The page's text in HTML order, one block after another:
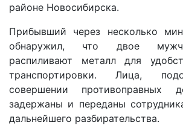
районе Новосибирска.
Прибывший через несколько
обнаружил, что двое
распиливают металл для
транспортировки. Лица,
совершении противоправных
задержаны и переданы
дальнейшего разбирательства.